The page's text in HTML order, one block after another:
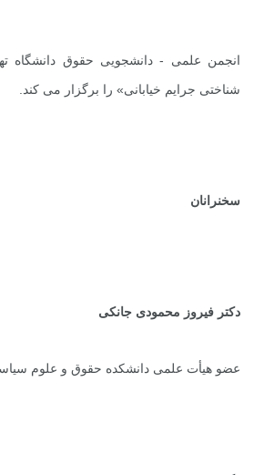
انجمن علمی - دانشجویی حقوق دانشگاه
‌شناختی جرایم خیابانی» را برگزار می ‌کند.
سخنرانان
دکتر فیروز محمودی جانکی
عضو هیأت علمی دانشکده حقوق و علوم